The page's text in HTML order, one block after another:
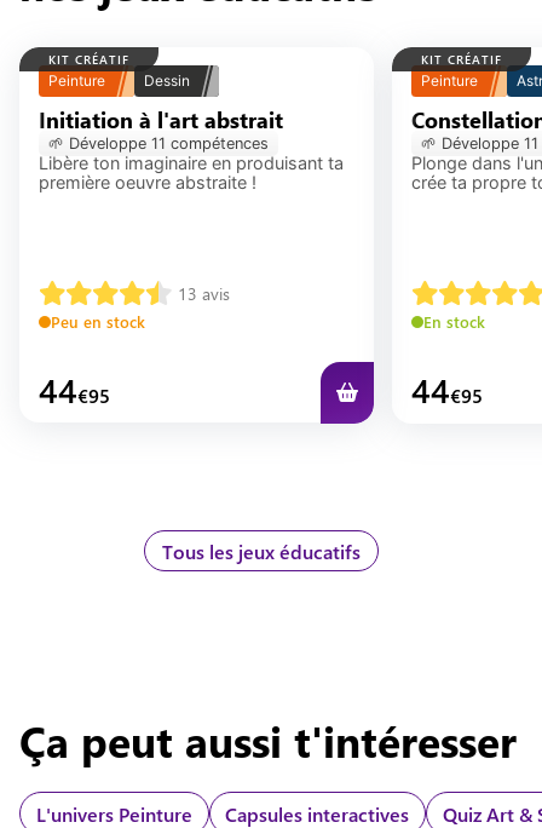
KIT CRÉATIF
Peinture Dessin
Initiation à l'art abstrait
🌱 Développe 11 compétences
Libère ton imaginaire en produisant ta
première oeuvre abstraite !
13 avis
Peu en stock
44€95
KIT CRÉATIF
Peinture
Constellations
🌱 Développe 11
Plonge dans
crée ta propre
En stock
44€95
Tous les jeux éducatifs
Ça peut aussi t'intéresser
L'univers Peinture Capsules interactives Quiz Art &